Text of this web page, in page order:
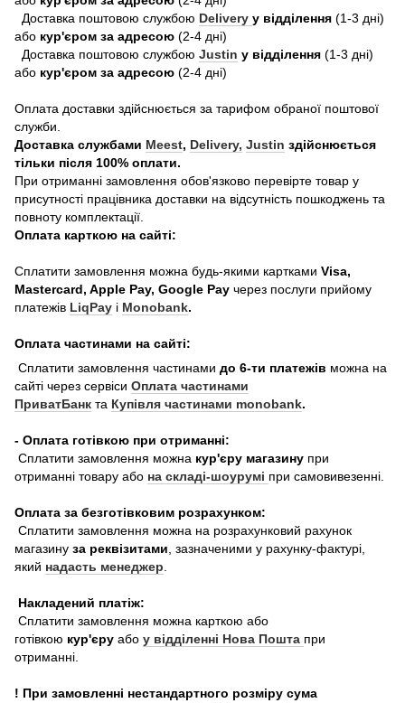
Доставка поштовою службою Delivery у відділення (1-3 дні)
або кур'єром за адресою (2-4 дні)
Доставка поштовою службою Justin у відділення (1-3 дні)
або кур'єром за адресою (2-4 дні)
Оплата доставки здійснюється за тарифом обраної поштової
служби.
Доставка службами Meest, Delivery, Justin здійснюється
тільки після 100% оплати.
При отриманні замовлення обов'язково перевірте товар у
присутності працівника доставки на відсутність пошкоджень та
повноту комплектації.
Оплата карткою на сайті:
Сплатити замовлення можна будь-якими картками Visa,
Mastercard, Apple Pay, Google Pay через послуги прийому
платежів LiqPay і Monobank.
Оплата частинами на сайті:
Сплатити замовлення частинами до 6-ти платежів можна на
сайті через сервіси Оплата частинами
ПриватБанк та Купівля частинами monobank.
- Оплата готівкою при отриманні:
Сплатити замовлення можна кур'єру магазину при
отриманні товару або на складі-шоурумі при самовивезенні.
Оплата за безготівковим розрахунком:
Сплатити замовлення можна на розрахунковий рахунок
магазину за реквізитами , зазначеними у рахунку-фактурі,
який надасть менеджер
Накладений платіж:
Сплатити замовлення можна карткою або
готівкою кур'єру або у відділенні Нова Пошта при
отриманні.
! При замовленні нестандартного розміру сума